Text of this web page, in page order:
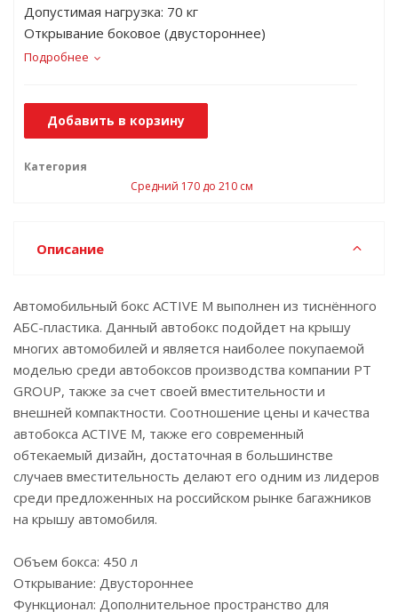
Допустимая нагрузка: 70 кг
Открывание боковое (двустороннее)
Подробнее
Добавить в корзину
Категория
Средний 170 до 210 см
Описание
Автомобильный бокс ACTIVE M выполнен из тиснённого
АБС-пластика. Данный автобокс подойдет на крышу
многих автомобилей и является наиболее покупаемой
моделью среди автобоксов производства компании PT
GROUP, также за счет своей вместительности и
внешней компактности. Соотношение цены и качества
автобокса ACTIVE M, также его современный
обтекаемый дизайн, достаточная в большинстве
случаев вместительность делают его одним из лидеров
среди предложенных на российском рынке багажников
на крышу автомобиля.
Объем бокса: 450 л
Открывание: Двустороннее
Функционал: Дополнительное пространство для